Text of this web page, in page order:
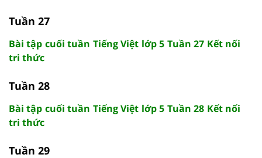
Tuần 27
Bài tập cuối tuần Tiếng Việt lớp 5 Tuần 27 Kết nối
tri thức
Tuần 28
Bài tập cuối tuần Tiếng Việt lớp 5 Tuần 28 Kết nối
tri thức
Tuần 29